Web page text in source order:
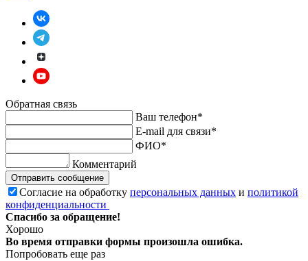
Обратная связь
Ваш телефон*
E-mail для связи*
ФИО*
Комментарий
Отправить сообщение
Согласие на обработку персональных данных и политикой
конфиденциальности
Спасибо за обращение!
Хорошо
Во время отправки формы произошла ошибка.
Попробовать еще раз